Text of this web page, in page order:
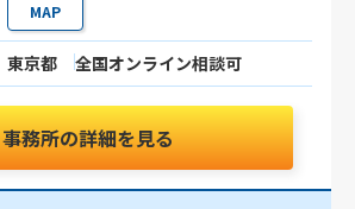
MAP
東京都 全国オンライン相談可
事務所の詳細を見る